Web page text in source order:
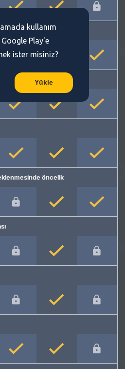
öncelik
kullanım
Play'e
ister misiniz?
Yükle